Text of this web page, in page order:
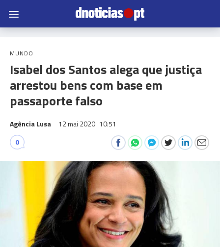
MUNDO
Isabel dos Santos alega que justiça
arrestou bens com base em
passaporte falso
Agência Lusa 12 mai 2020 10:51
0